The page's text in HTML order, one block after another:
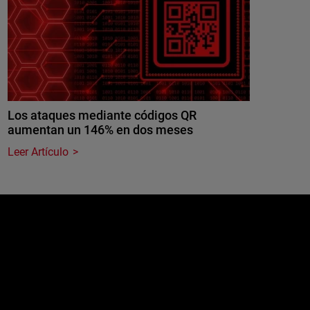
Los ataques mediante códigos QR
aumentan un 146% en dos meses
Leer Artículo